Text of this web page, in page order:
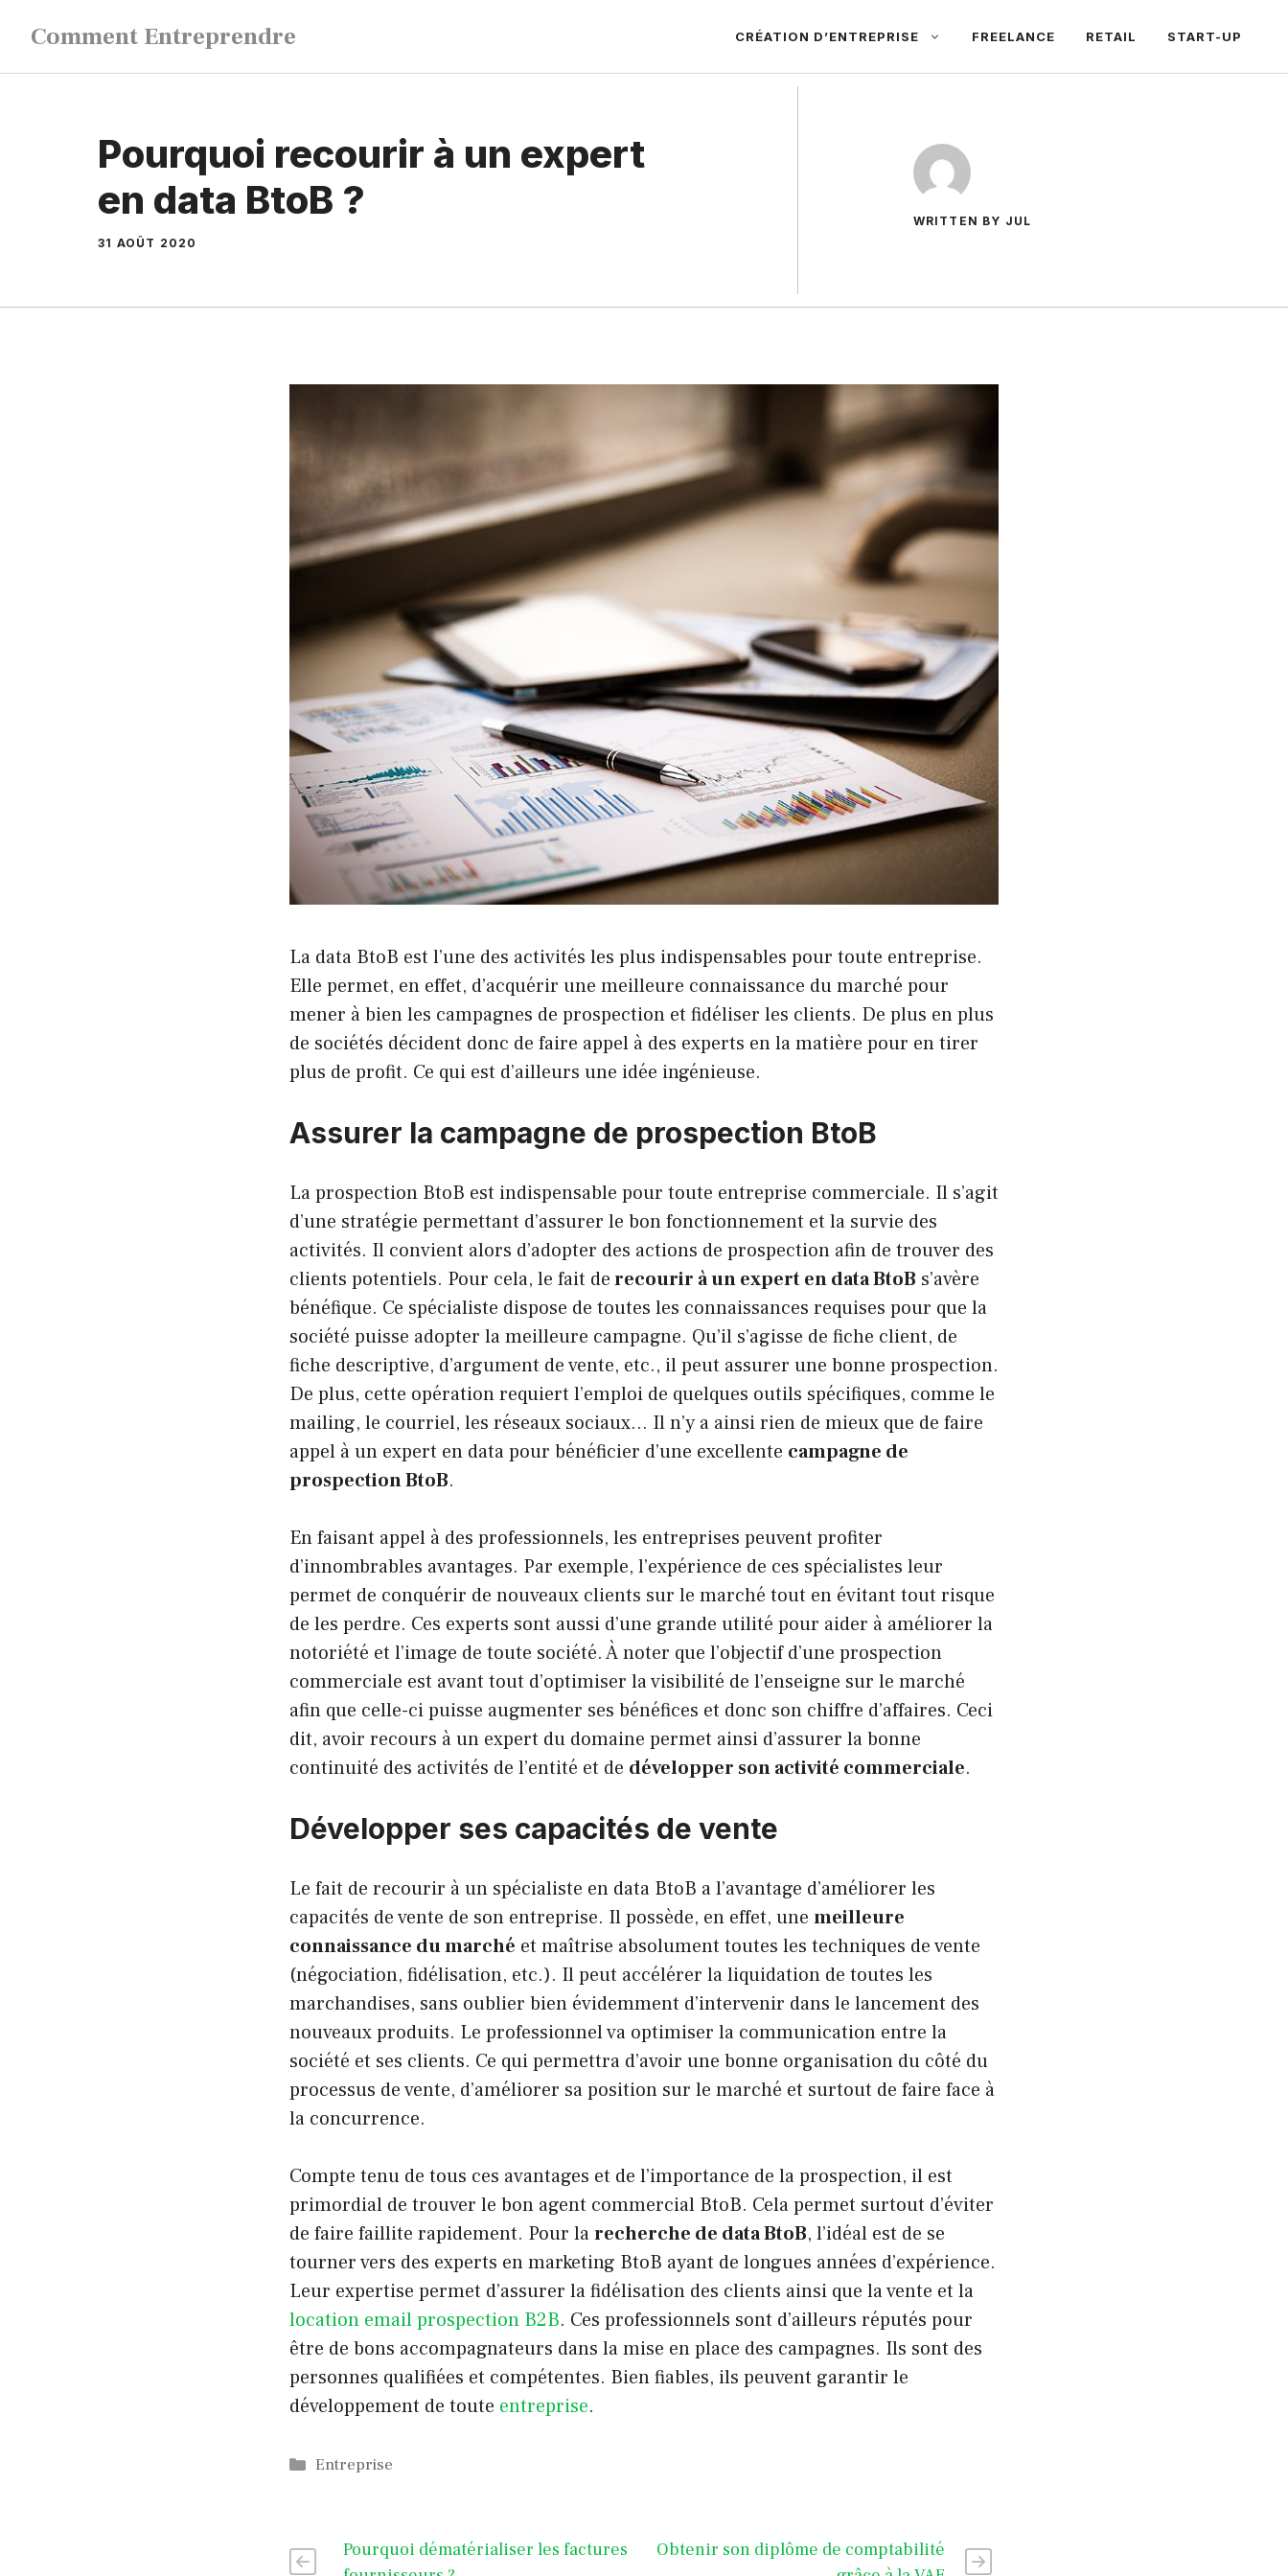
contenu
Comment Entreprendre CRÉATION D’ENTREPRISE FREELANCE RETAIL START-UP
Pourquoi recourir à un expert
en data BtoB ?
31 AOÛT 2020
WRITTEN BY JUL
La data BtoB est l’une des activités les plus indispensables pour toute entreprise.
Elle permet, en effet, d’acquérir une meilleure connaissance du marché pour
mener à bien les campagnes de prospection et fidéliser les clients. De plus en plus
de sociétés décident donc de faire appel à des experts en la matière pour en tirer
plus de profit. Ce qui est d’ailleurs une idée ingénieuse.
Assurer la campagne de prospection BtoB
La prospection BtoB est indispensable pour toute entreprise commerciale. Il s’agit
d’une stratégie permettant d’assurer le bon fonctionnement et la survie des
activités. Il convient alors d’adopter des actions de prospection afin de trouver des
clients potentiels. Pour cela, le fait derecourir à un expert en data BtoB s’avère
bénéfique. Ce spécialiste dispose de toutes les connaissances requises pour que la
société puisse adopter la meilleure campagne. Qu’il s’agisse de fiche client, de
fiche descriptive, d’argument de vente, etc., il peut assurer une bonne prospection.
De plus, cette opération requiert l’emploi de quelques outils spécifiques, comme le
mailing, le courriel, les réseaux sociaux… Il n’y a ainsi rien de mieux que de faire
appel à un expert en data pour bénéficier d’une excellente campagne de
prospection BtoB.
En faisant appel à des professionnels, les entreprises peuvent profiter
d’innombrables avantages. Par exemple, l’expérience de ces spécialistes leur
permet de conquérir de nouveaux clients sur le marché tout en évitant tout risque
de les perdre. Ces experts sont aussi d’une grande utilité pour aider à améliorer la
notoriété et l’image de toute société. À noter que l’objectif d’une prospection
commerciale est avant tout d’optimiser la visibilité de l’enseigne sur le marché
afin que celle-ci puisse augmenter ses bénéfices et donc son chiffre d’affaires. Ceci
dit, avoir recours à un expert du domaine permet ainsi d’assurer la bonne
continuité des activités de l’entité et de développer son activité commerciale.
Développer ses capacités de vente
Le fait de recourir à un spécialiste en data BtoB a l’avantage d’améliorer les
capacités de vente de son entreprise. Il possède, en effet, une meilleure
connaissance du marché et maîtrise absolument toutes les techniques de vente
(négociation, fidélisation, etc.). Il peut accélérer la liquidation de toutes les
marchandises, sans oublier bien évidemment d’intervenir dans le lancement des
nouveaux produits. Le professionnel va optimiser la communication entre la
société et ses clients. Ce qui permettra d’avoir une bonne organisation du côté du
processus de vente, d’améliorer sa position sur le marché et surtout de faire face à
la concurrence.
Compte tenu de tous ces avantages et de l’importance de la prospection, il est
primordial de trouver le bon agent commercial BtoB. Cela permet surtout d’éviter
de faire faillite rapidement. Pour larecherche de data BtoB, l’idéal est de se
tourner vers des experts en marketing BtoB ayant de longues années d’expérience.
Leur expertise permet d’assurer la fidélisation des clients ainsi que la vente et la
location email prospection B2B. Ces professionnels sont d’ailleurs réputés pour
être de bons accompagnateurs dans la mise en place des campagnes. Ils sont des
personnes qualifiées et compétentes. Bien fiables, ils peuvent garantir le
développement de toute entreprise.
Catégories
Entreprise
Pourquoi dématérialiser les factures
Obtenir son diplôme de comptabilité